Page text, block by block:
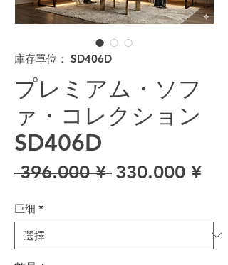
庫存單位： SD406D
プレミアム・ソフ
ァ・コレクション
SD406D
396.000 ¥ 一般價格
330.000 ¥促
巨细 *